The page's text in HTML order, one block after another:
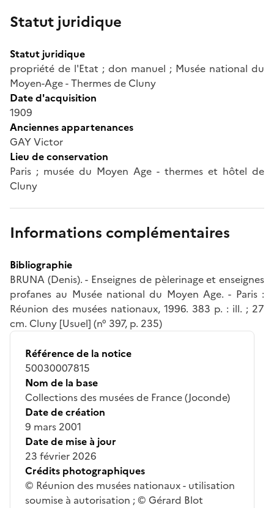
Statut juridique
Statut juridique
propriété de l'Etat ; don manuel ; Musée national du
Moyen-Age - Thermes de Cluny
Date d'acquisition
1909
Anciennes appartenances
GAY Victor
Lieu de conservation
Paris ; musée du Moyen Age - thermes et hôtel de
Cluny
Informations complémentaires
Bibliographie
BRUNA (Denis). - Enseignes de pèlerinage et enseignes
profanes au Musée national du Moyen Age. - Paris :
Réunion des musées nationaux, 1996. 383 p. : ill. ; 27
cm. Cluny [Usuel] (n° 397, p. 235)
Référence de la notice
50030007815
Nom de la base
Collections des musées de France (Joconde)
Date de création
9 mars 2001
Date de mise à jour
23 février 2026
Crédits photographiques
© Réunion des musées nationaux - utilisation
soumise à autorisation ; © Gérard Blot